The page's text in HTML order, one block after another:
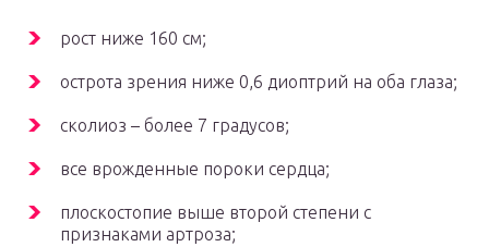
рост ниже 160 см;
острота зрения ниже 0,6 диоптрий на оба глаза;
сколиоз – более 7 градусов;
все врожденные пороки сердца;
плоскостопие выше второй степени с
признаками артроза;